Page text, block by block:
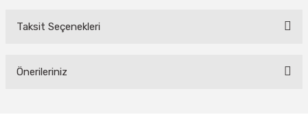
Bu ürüne ilk yorumu siz yapın!
Taksit Seçenekleri
Önerileriniz